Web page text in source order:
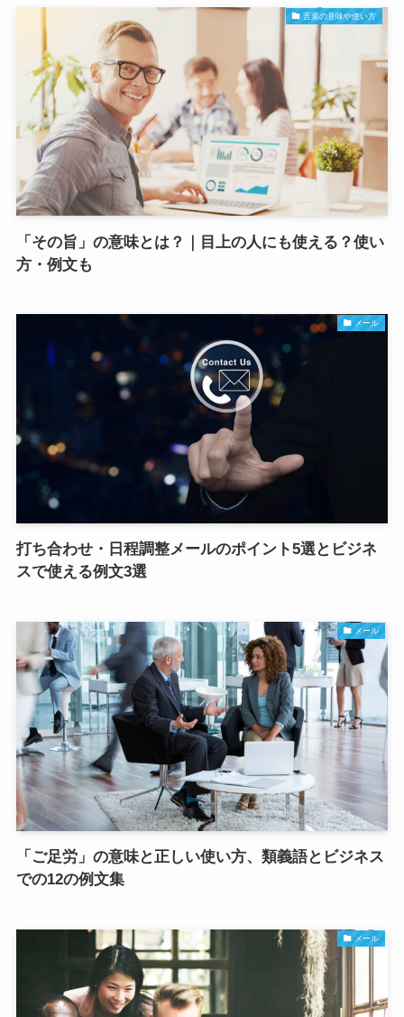
言葉の意味や使い方
「その旨」の意味とは？｜目上の人にも使える？使い
方・例文も
メール
打ち合わせ・日程調整メールのポイント5選とビジネ
スで使える例文3選
メール
「ご足労」の意味と正しい使い方、類義語とビジネス
での12の例文集
メール